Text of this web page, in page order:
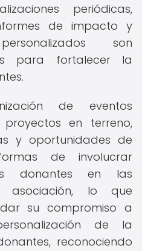
periódicas,
de impacto y
son
para fortalecer la
de eventos
en terreno,
y oportunidades de
de involucrar
donantes en las
lo que
su compromiso a
de la
reconociendo